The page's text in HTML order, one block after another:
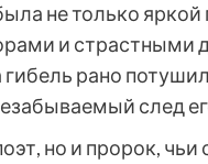
не только яркой
и страстными
гибель рано
след
но и пророк,